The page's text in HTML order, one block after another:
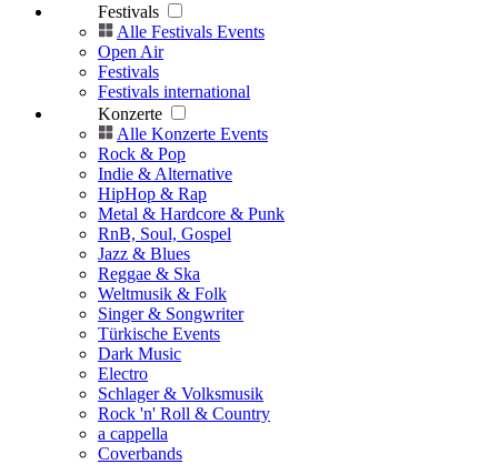
Festivals
Alle Festivals Events
Open Air
Festivals
Festivals international
Konzerte
Alle Konzerte Events
Rock & Pop
Indie & Alternative
HipHop & Rap
Metal & Hardcore & Punk
RnB, Soul, Gospel
Jazz & Blues
Reggae & Ska
Weltmusik & Folk
Singer & Songwriter
Türkische Events
Dark Music
Electro
Schlager & Volksmusik
Rock 'n' Roll & Country
a cappella
Coverbands